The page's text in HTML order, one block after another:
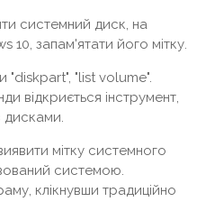
системний диск, на
10, запам'ятати його мітку.
"diskpart", "list volume".
відкриється інструмент,
мітку системного
системою.
клікнувши традиційно